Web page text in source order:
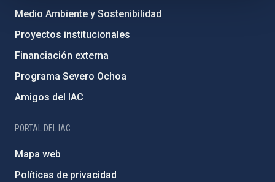
Medio Ambiente y Sostenibilidad
Proyectos institucionales
Financiación externa
Programa Severo Ochoa
Amigos del IAC
PORTAL DEL IAC
Mapa web
Políticas de privacidad